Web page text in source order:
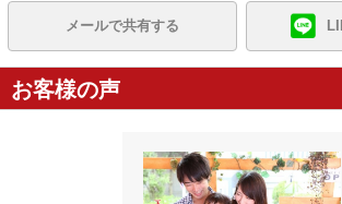
メールで共有する
お客様の声